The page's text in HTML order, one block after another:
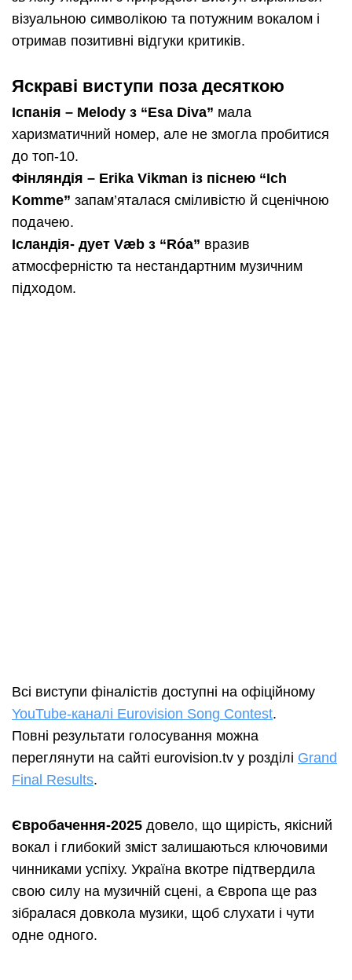
візуальною символікою та потужним вокалом і
отримав позитивні відгуки критиків.
Яскраві виступи поза десяткою
Іспанія – Melody з “Esa Diva” мала
харизматичний номер, але не змогла пробитися
до топ-10.
Фінляндія – Erika Vikman із піснею “Ich
Komme” запам’яталася сміливістю й сценічною
подачею.
Ісландія- дует Væb з “Róa” вразив
атмосферністю та нестандартним музичним
підходом.
Всі виступи фіналістів доступні на офіційному
YouTube-каналі Eurovision Song Contest.
Повні результати голосування можна
переглянути на сайті eurovision.tv у розділі Grand
Final Results.
Євробачення-2025 довело, що щирість, якісний
вокал і глибокий зміст залишаються ключовими
чинниками успіху. Україна вкотре підтвердила
свою силу на музичній сцені, а Європа ще раз
зібралася довкола музики, щоб слухати і чути
одне одного.